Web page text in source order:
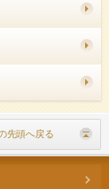
先頭へ戻る